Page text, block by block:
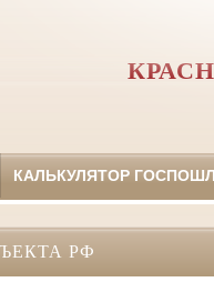
КАЛЬКУЛЯТОР
РФ